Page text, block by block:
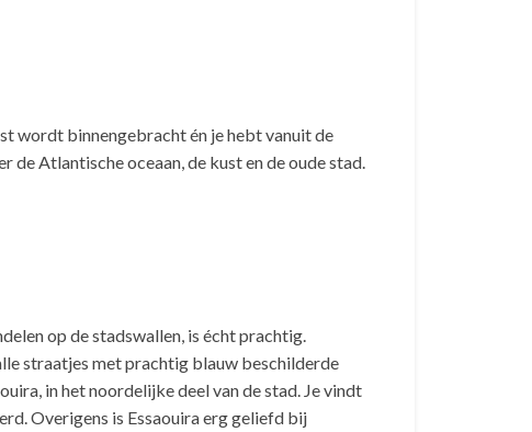
wordt binnengebracht én je hebt vanuit de
Atlantische oceaan, de kust en de oude stad.
op de stadswallen, is écht prachtig.
straatjes met prachtig blauw beschilderde
in het noordelijke deel van de stad. Je vindt
Overigens is Essaouira erg geliefd bij